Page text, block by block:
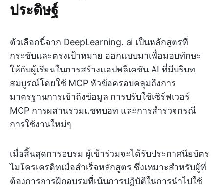
ประดิษฐ์
ตัวเลือกนี้จาก DeepLearning. ai เป็นหลักสูตรที่
กระชับและตรงเป้าหมาย ออกแบบมาเพื่อมอบทักษะ
ให้กับผู้เรียนในการสร้างแอปพลิเคชัน AI ที่มีบริบท
สมบูรณ์โดยใช้ MCP หัวข้อครอบคลุมถึงการ
มาตรฐานการเข้าถึงข้อมูล การปรับใช้เซิร์ฟเวอร์
MCP การผสานรวมแชทบอท และการสำรวจกรณี
การใช้งานใหม่ๆ
เมื่อสิ้นสุดการอบรม ผู้เข้าร่วมจะได้รับประกาศนียบัตร
ไมโครเครดิทเมื่อสำเร็จหลักสูตร ซึ่งเหมาะสำหรับผู้ที่
ต้องการการฝึกอบรมที่เน้นการปฏิบัติในการนำไปใช้